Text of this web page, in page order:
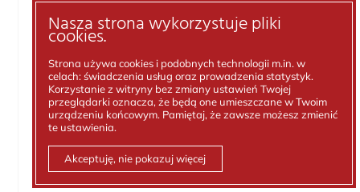
1874
Produkt krajowy
Nasza strona wykorzystuje pliki
cookies.
Strona używa cookies i podobnych technologii m.in. w
celach: świadczenia usług oraz prowadzenia statystyk.
Korzystanie z witryny bez zmiany ustawień Twojej
przeglądarki oznacza, że będą one umieszczane w Twoim
urządzeniu końcowym. Pamiętaj, że zawsze możesz zmienić
te ustawienia.
Akceptuję, nie pokazuj więcej